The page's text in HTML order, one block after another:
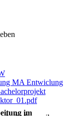
MA Entwiclung
im